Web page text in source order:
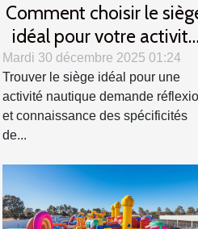
Comment choisir le
idéal pour votre activité
nautique ?
Mardi 30 décembre 2025 01:24
Trouver le siège idéal pour une
activité nautique demande
et connaissance des spécificités
de...